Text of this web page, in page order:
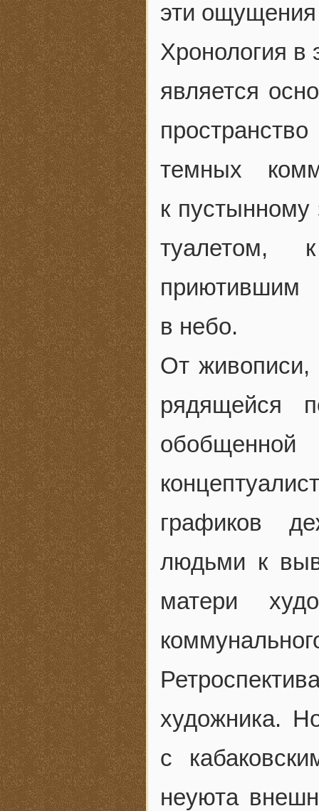
эти ощущения
Хронология в
является
темных
к
туалетом,
приютившим
в небо.
От живописи,
рядящейся
графиков
людьми к
матери
художника.
с
неуюта